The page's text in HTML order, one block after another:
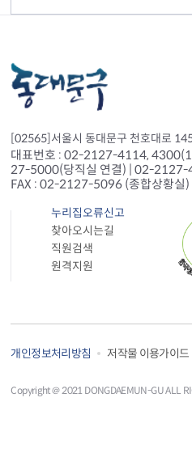
[02565]서울시 동대문구 천호대로
대표번호 : 02-2127-4114,
27-5000(당직실 연결) | 02-2127-
FAX : 02-2127-5096 (종합상황실)
누리집오류신고
찾아오시는길
직원검색
원격지원
개인정보처리방침 저작물 이용가이드
Copyright＠ 2021 DONGDAEMUN-GU ALL